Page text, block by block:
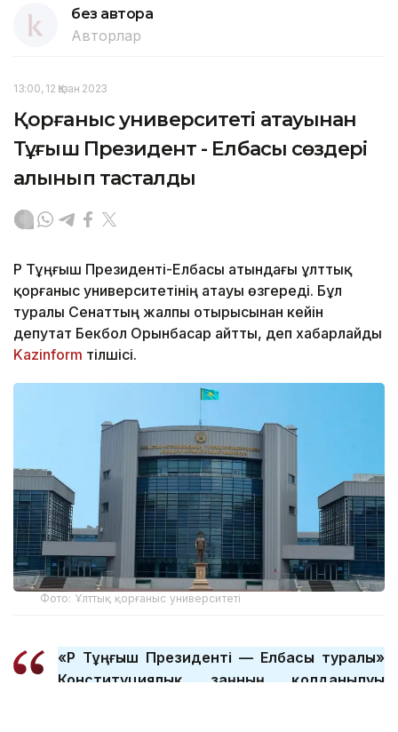
без автора
Авторлар
13:00, 12 Қазан 2023
Қорғаныс университеті атауынан
Тұңғыш Президент - Елбасы сөздері
алынып тасталды
ҚР Тұңғыш Президенті-Елбасы атындағы ұлттық
қорғаныс университетінің атауы өзгереді. Бұл
туралы Сенаттың жалпы отырысынан кейін
депутат Бекбол Орынбасар айтты, деп хабарлайды
Kazinform тілшісі.
Фото: Ұлттық қорғаныс университеті
«ҚР Тұңғыш Президенті — Елбасы туралы»
Конституциялық заңның қолданылуы